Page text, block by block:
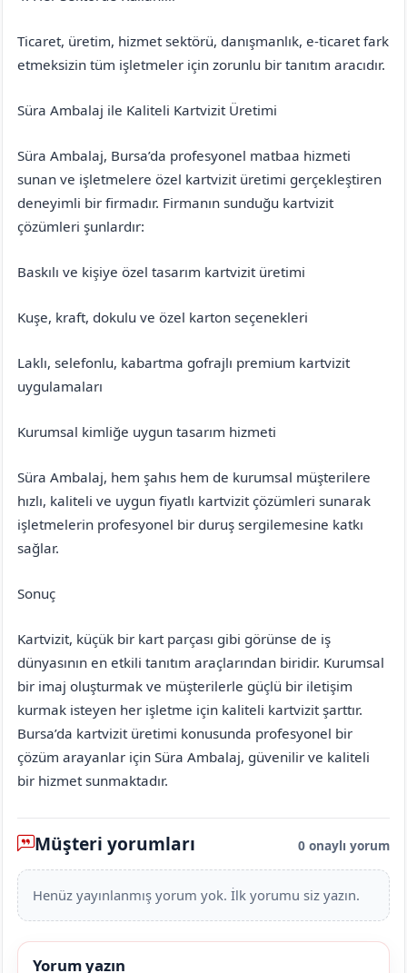
Ticaret, üretim, hizmet sektörü, danışmanlık, e-ticaret fark
etmeksizin tüm işletmeler için zorunlu bir tanıtım aracıdır.
Süra Ambalaj ile Kaliteli Kartvizit Üretimi
Süra Ambalaj, Bursa’da profesyonel matbaa hizmeti
sunan ve işletmelere özel kartvizit üretimi gerçekleştiren
deneyimli bir firmadır. Firmanın sunduğu kartvizit
çözümleri şunlardır:
Baskılı ve kişiye özel tasarım kartvizit üretimi
Kuşe, kraft, dokulu ve özel karton seçenekleri
Laklı, selefonlu, kabartma gofrajlı premium kartvizit
uygulamaları
Kurumsal kimliğe uygun tasarım hizmeti
Süra Ambalaj, hem şahıs hem de kurumsal müşterilere
hızlı, kaliteli ve uygun fiyatlı kartvizit çözümleri sunarak
işletmelerin profesyonel bir duruş sergilemesine katkı
sağlar.
Sonuç
Kartvizit, küçük bir kart parçası gibi görünse de iş
dünyasının en etkili tanıtım araçlarından biridir. Kurumsal
bir imaj oluşturmak ve müşterilerle güçlü bir iletişim
kurmak isteyen her işletme için kaliteli kartvizit şarttır.
Bursa’da kartvizit üretimi konusunda profesyonel bir
çözüm arayanlar için Süra Ambalaj, güvenilir ve kaliteli
bir hizmet sunmaktadır.
Müşteri yorumları 0 onaylı yorum
Henüz yayınlanmış yorum yok. İlk yorumu siz yazın.
Yorum yazın